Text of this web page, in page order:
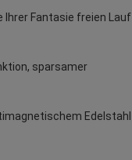
Ihrer Fantasie freien Lauf
sparsamer
Edelstahl